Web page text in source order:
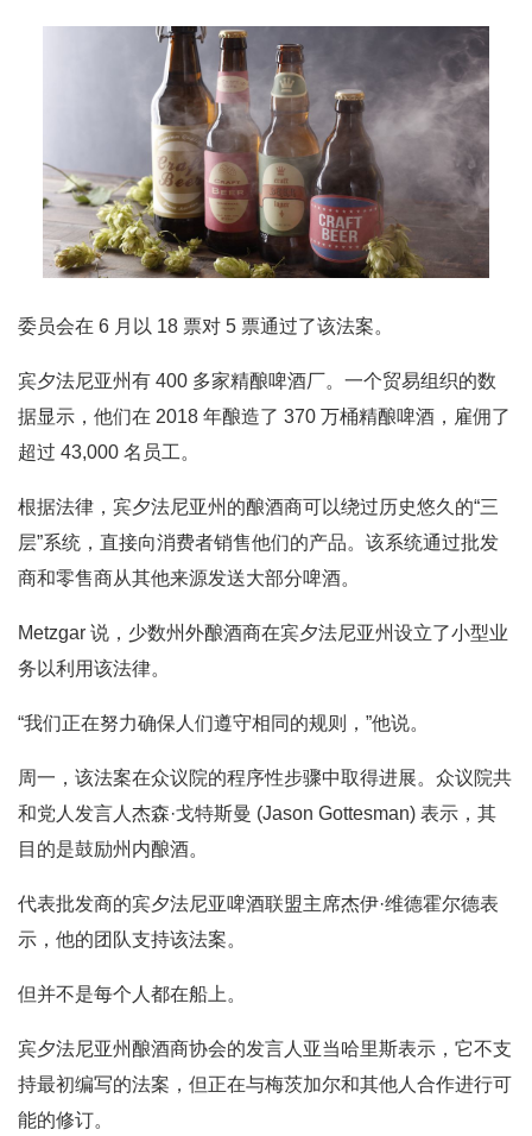
委员会在 6 月以 18 票对 5 票通过了该法案。
宾夕法尼亚州有 400 多家精酿啤酒厂。一个贸易组织的数
据显示，他们在 2018 年酿造了 370 万桶精酿啤酒，雇佣了
超过 43,000 名员工。
根据法律，宾夕法尼亚州的酿酒商可以绕过历史悠久的“三
层”系统，直接向消费​​者销售他们的产品。该系统通过批发
商和零售商从其他来源发送大部分啤酒。
Metzgar 说，少数州外酿酒商在宾夕法尼亚州设立了小型业
务以利用该法律。
“我们正在努力确保人们遵守相同的规则，”他说。
周一，该法案在众议院的程序性步骤中取得进展。众议院共
和党人发言人杰森·戈特斯曼 (Jason Gottesman) 表示，其
目的是鼓励州内酿酒。
代表批发商的宾夕法尼亚啤酒联盟主席杰伊·维德霍尔德表
示，他的团队支持该法案。
但并不是每个人都在船上。
宾夕法尼亚州酿酒商协会的发言人亚当哈里斯表示，它不支
持最初编写的法案，但正在与梅茨加尔和其他人合作进行可
能的修订。